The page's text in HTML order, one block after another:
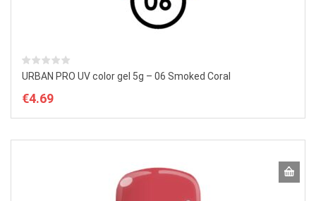
URBAN PRO UV color gel 5g – 06 Smoked Coral
€4.69